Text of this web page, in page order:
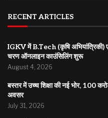
RECENT ARTICLES
IGKV में B.Tech (कृषि अभियांत्रिकी)
चरण ऑनलाइन काउंसिलिंग शुरू
August 4, 2026
बस्तर में उच्च शिक्षा की नई भोर, 100
अवसर
July 31, 2026